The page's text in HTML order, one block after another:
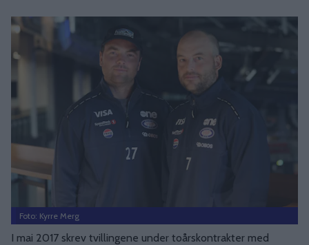
Foto: Kyrre Merg
I mai 2017 skrev tvillingene under toårskontrakter med